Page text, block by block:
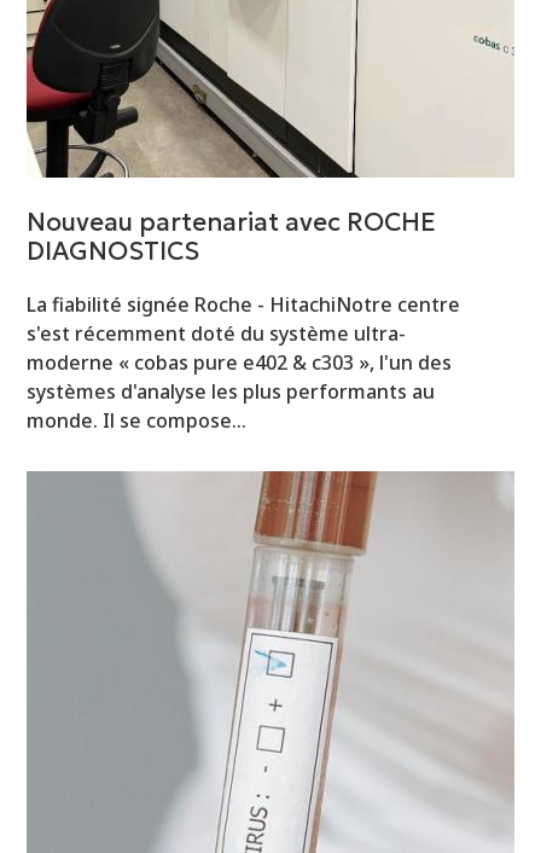
Nouveau partenariat avec ROCHE
DIAGNOSTICS
La fiabilité signée Roche - HitachiNotre centre
s'est récemment doté du système ultra-
moderne « cobas pure e402 & c303 », l'un des
systèmes d'analyse les plus performants au
monde. Il se compose…